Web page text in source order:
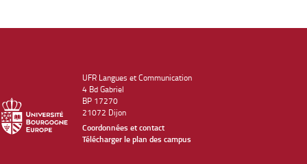
UFR Langues et Communication
4 Bd Gabriel
BP 17270
21072 Dijon
Coordonnées et contact
Télécharger le plan des campus